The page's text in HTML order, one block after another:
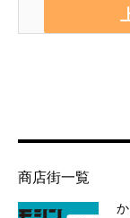
商店街一覧